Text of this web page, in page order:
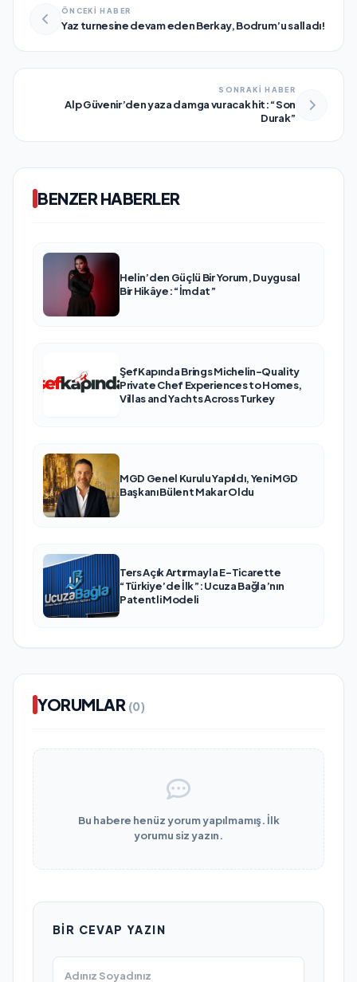
ÖNCEKİ HABER
Yaz turnesine devam eden Berkay, Bodrum’u salladı!
SONRAKİ HABER
Alp Güvenir’den yaza damga vuracak hit: “Son
Durak”
BENZER HABERLER
Helin’den Güçlü Bir Yorum, Duygusal
Bir Hikâye: “İmdat”
ŞefKapında Brings Michelin-Quality
Private Chef Experiences to Homes,
Villas and Yachts Across Turkey
MGD Genel Kurulu Yapıldı, Yeni MGD
Başkanı Bülent Makar Oldu
Ters Açık Artırmayla E-Ticarette
“Türkiye’de İlk”: Ucuza Bağla’nın
Patentli Modeli
YORUMLAR (0)
Bu habere henüz yorum yapılmamış. İlk
yorumu siz yazın.
BIR CEVAP YAZIN